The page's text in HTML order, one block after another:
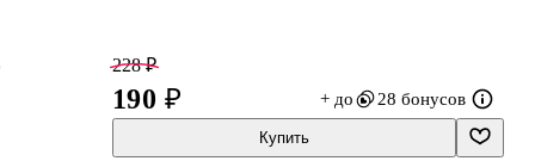
228 ₽
190 ₽ + до 28 бонусов
Купить